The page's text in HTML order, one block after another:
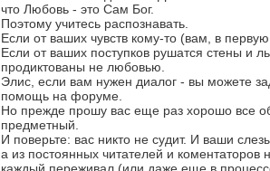
что Любовь - это Сам Бог.
Поэтому учитесь распознавать.
Если от ваших чувств кому-то (вам, в
Если от ваших поступков рушатся стены и
продиктованы не любовью.
Элис, если вам нужен диалог - вы можете
помощь на форуме.
Но прежде прошу вас еще раз хорошо все
предметный.
И поверьте: вас никто не судит. И ваши
а из постоянных читателей и коментаторов